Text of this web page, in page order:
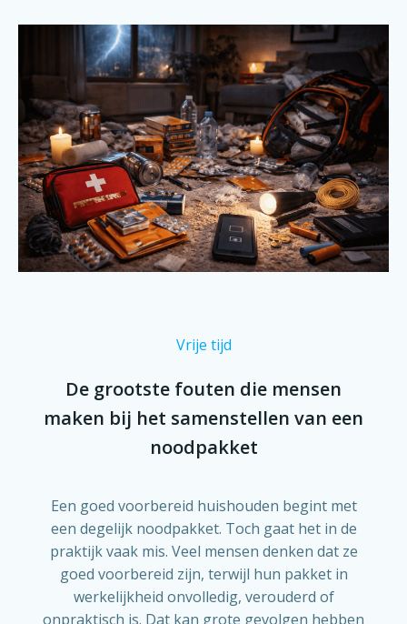
Vrije tijd
De grootste fouten die mensen
maken bij het samenstellen van een
noodpakket
Een goed voorbereid huishouden begint met
een degelijk noodpakket. Toch gaat het in de
praktijk vaak mis. Veel mensen denken dat ze
goed voorbereid zijn, terwijl hun pakket in
werkelijkheid onvolledig, verouderd of
onpraktisch is. Dat kan grote gevolgen hebben